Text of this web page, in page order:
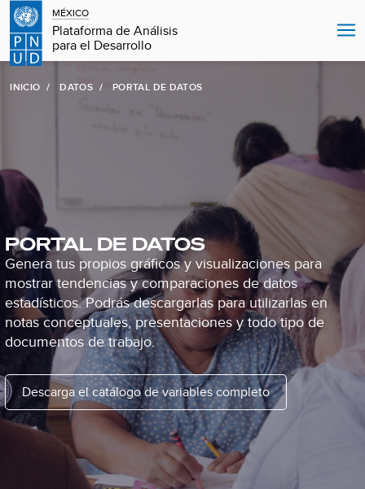
MÉXICO
Plataforma de Análisis
para el Desarrollo
INICIO DATOS PORTAL DE DATOS
PORTAL DE DATOS
Genera tus propios gráficos y visualizaciones para
mostrar tendencias y comparaciones de datos
estadísticos. Podrás descargarlas para utilizarlas en
notas conceptuales, presentaciones y todo tipo de
documentos de trabajo.
Descarga el catálogo de variables completo